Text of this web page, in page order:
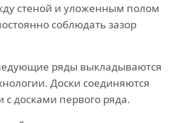
стеной и уложенным полом
соблюдать зазор
ряды выкладываются
Доски соединяются
с досками первого ряда.